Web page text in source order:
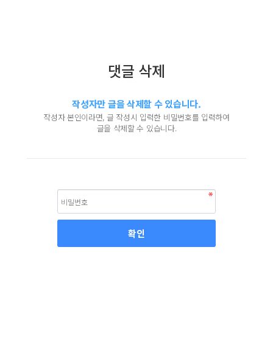
댓글 삭제
작성자만 글을 삭제할 수 있습니다.
작성자 본인이라면, 글 작성시 입력한 비밀번호를 입력하여
글을 삭제할 수 있습니다.